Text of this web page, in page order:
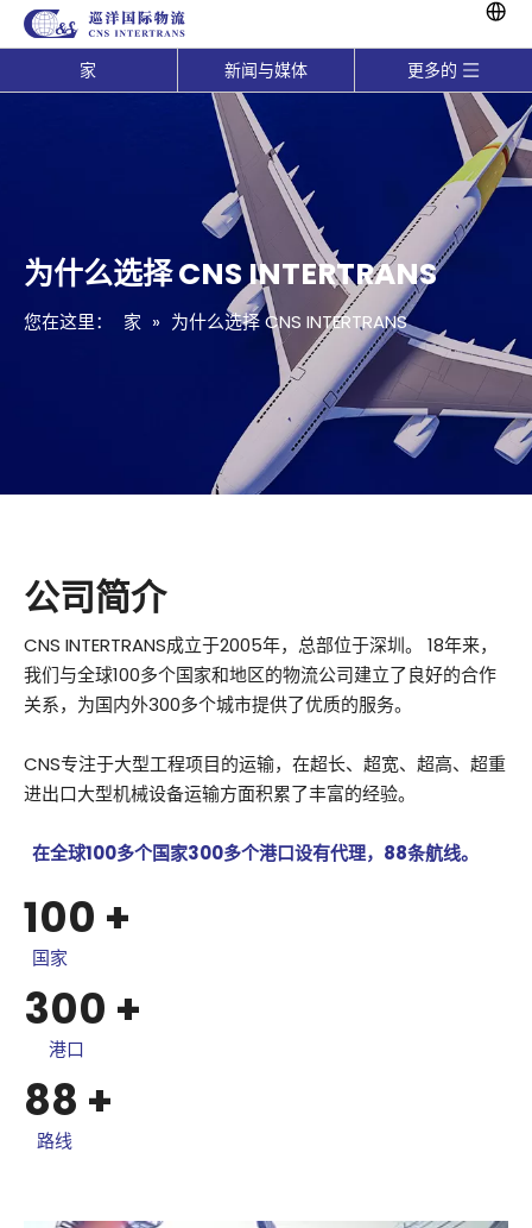
家 新闻与媒体 更多的
为什么选择 CNS INTERTRANS
您在这里： 家 » 为什么选择 CNS INTERTRANS
公司简介
CNS INTERTRANS成立于2005年，总部位于深圳。 18年来，
我们与全球100多个国家和地区的物流公司建立了良好的合作
关系，为国内外300多个城市提供了优质的服务。
CNS专注于大型工程项目的运输，在超长、超宽、超高、超重
进出口大型机械设备运输方面积累了丰富的经验。
在全球100多个国家300多个港口设有代理，88条航线。
100 +
国家
300 +
港口
88 +
路线